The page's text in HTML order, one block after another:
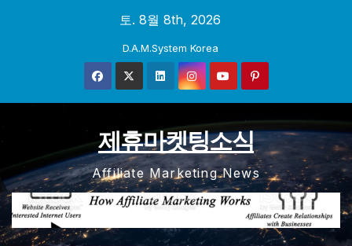
토. 8월 8th, 2026
D.A.M.System Korea
제휴마켓팅소식
Affiliate Marketing News